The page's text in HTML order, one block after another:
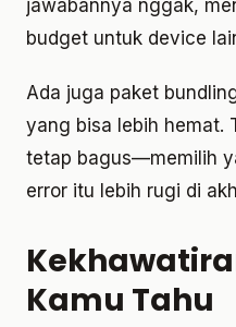
jawabannya nggak,
budget untuk device
Ada juga paket
yang bisa lebih hemat.
tetap bagus—memilih
error itu lebih rugi di
Kamu Tahu